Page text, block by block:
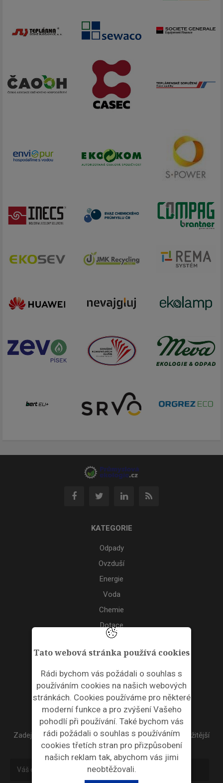
Tato webová stránka používá cookies
Rádi bychom vás požádali o souhlas s
používáním cookies na našich webových
stránkách. Cookies používáme pro některé
moderní funkce a pro zvýšení Vašeho
pohodlí při používání. Také bychom vás
rádi požádali o souhlas s používáním
cookies třetích stran pro přizpůsobení
našich reklam tak, abychom vás jimi
neobtěžovali.
KATEGORIE
Odpady
Ovzduší
Energie
Voda
Chemie
Dotace
Akce
ODPADNÍ PLASTY
NEWSLETTER
Zadejte váš email a my Vám budeme zasílat ty nejdůležitější
informace, maximálně 1x týdně.